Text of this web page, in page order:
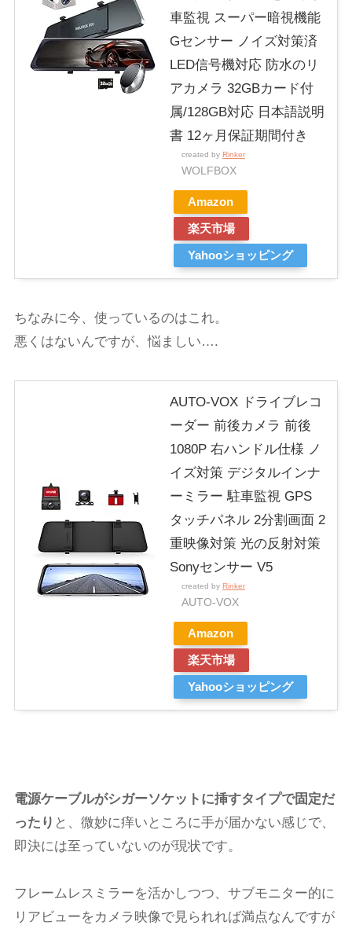
車監視 スーパー暗視機能
Gセンサー ノイズ対策済
LED信号機対応 防水のリ
アカメラ 32GBカード付
属/128GB対応 日本語説明
書 12ヶ月保証期間付き
created by Rinker
WOLFBOX
Amazon
楽天市場
Yahooショッピング
ちなみに今、使っているのはこれ。
悪くはないんですが、悩ましい….
AUTO-VOX ドライブレコ
ーダー 前後カメラ 前後
1080P 右ハンドル仕様 ノ
イズ対策 デジタルインナ
ーミラー 駐車監視 GPS
タッチパネル 2分割画面 2
重映像対策 光の反射対策
Sonyセンサー V5
created by Rinker
AUTO-VOX
Amazon
楽天市場
Yahooショッピング
電源ケーブルがシガーソケットに挿すタイプで固定だ
ったり と、微妙に痒いところに手が届かない感じで、
即決には至っていないのが現状です。
フレームレスミラーを活かしつつ、サブモニター的に
リアビューをカメラ映像で見られれば満点なんですが